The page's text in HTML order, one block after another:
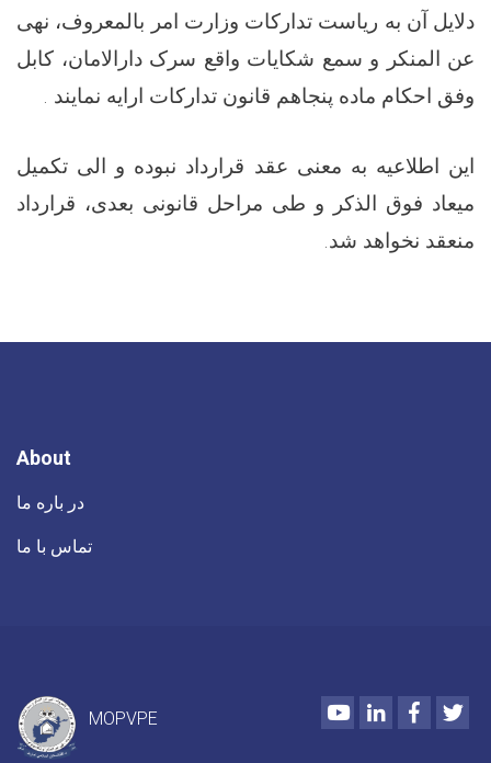
دلایل آن به ریاست تدارکات وزارت امر بالمعروف، نهی
عن المنکر و سمع شکایات واقع سرک دارالامان، کابل
وفق احکام ماده پنجاهم قانون تدارکات ارایه نمایند .
این اطلاعیه به معنی عقد قرارداد نبوده و الی تکمیل
میعاد فوق الذکر و طی مراحل قانونی بعدی، قرارداد
منعقد نخواهد شد.
About
در باره ما
تماس با ما
MOPVPE
YoutubeLinkedIn